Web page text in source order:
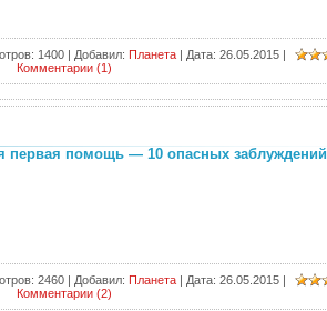
1400 | Добавил: Планета | Дата: 26.05.2015 |
Комментарии (1)
первая помощь — 10 опасных заблуждений
2460 | Добавил: Планета | Дата: 26.05.2015 |
Комментарии (2)